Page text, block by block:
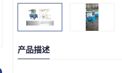
产品描述